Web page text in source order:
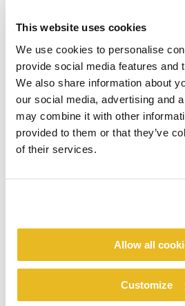
This website uses cookies
We use cookies to personalise
provide social media features and
We also share information about
our social media, advertising and
may combine it with other
provided to them or that they’ve
of their services.
Allow all
Customize